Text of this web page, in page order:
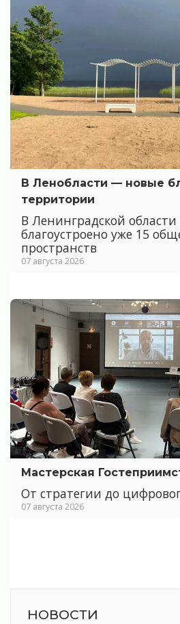
В Ленобласти — новые
территории
В Ленинградской
благоустроено уже 15
пространств
07 августа 2026
Мастерская
От стратегии до
07 августа 2026
НОВОСТИ